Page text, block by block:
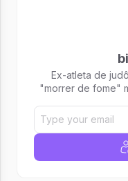
Ex-atleta de
"morrer de fome"
trabalhar como
conteúdo de